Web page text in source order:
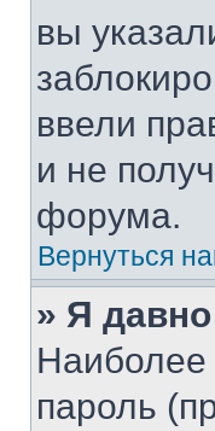
вы
ввели
и не
форума.
Вернуться
» Я
пароль